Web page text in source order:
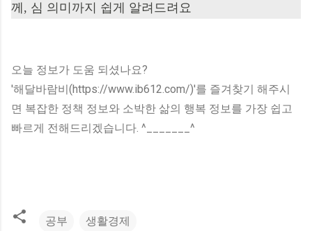
께, 심 의미까지 쉽게 알려드려요
오늘 정보가 도움 되셨나요?
'해달바람비(https://www.ib612.com/)'를 즐겨찾기 해주시
면 복잡한 정책 정보와 소박한 삶의 행복 정보를 가장 쉽고
빠르게 전해드리겠습니다. ^_______^
공부 생활경제